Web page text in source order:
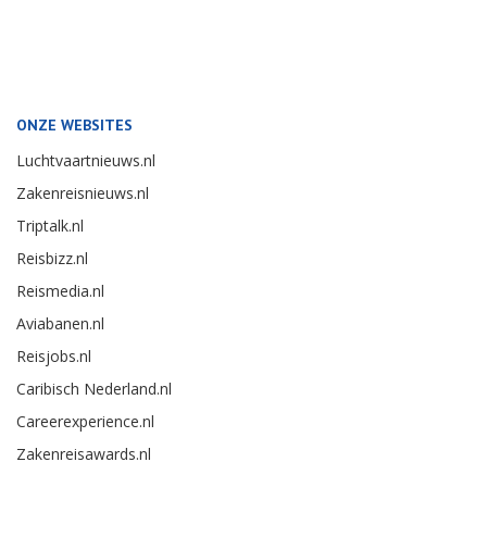
ONZE WEBSITES
Luchtvaartnieuws.nl
Zakenreisnieuws.nl
Triptalk.nl
Reisbizz.nl
Reismedia.nl
Aviabanen.nl
Reisjobs.nl
Caribisch Nederland.nl
Careerexperience.nl
Zakenreisawards.nl